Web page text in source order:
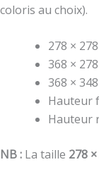
coloris au choix).
278 ×
368 ×
368 ×
Hauteur
Hauteur
NB : La taille 278